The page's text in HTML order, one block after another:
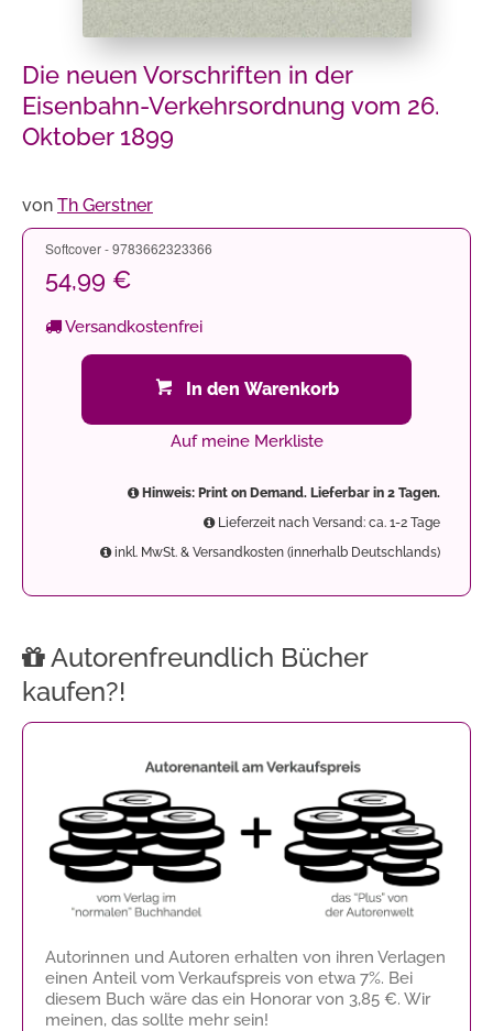
Die neuen Vorschriften in der
Eisenbahn-Verkehrsordnung vom 26.
Oktober 1899
von Th Gerstner
Softcover - 9783662323366
54,99 €
Versandkostenfrei
In den Warenkorb
Auf meine Merkliste
Hinweis: Print on Demand. Lieferbar in 2 Tagen.
Lieferzeit nach Versand: ca. 1-2 Tage
inkl. MwSt. & Versandkosten (innerhalb Deutschlands)
Autorenfreundlich Bücher
kaufen?!
Autorinnen und Autoren erhalten von ihren Verlagen
einen Anteil vom Verkaufspreis von etwa 7%. Bei
diesem Buch wäre das ein Honorar von 3,85 €. Wir
meinen, das sollte mehr sein!